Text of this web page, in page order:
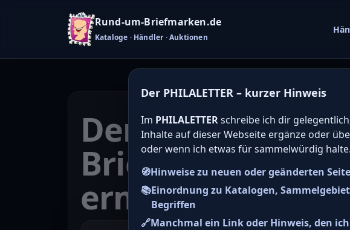
Rund-um-Briefmarken.de
Kataloge · Händler · Auktionen
Der PHILALETTER – kurzer Hinweis
Im PHILALETTERschreibe ich dir
Inhalte auf dieser Webseite ergänze oder
oder wenn ich etwas für sammelwürdig halte.
🧭Hinweise zu neuen oder geänderten
📚Einordnung zu Katalogen,
Begriffen
🔗Manchmal ein Link oder Hinweis, den
Den
Briefmarken
ermitteln